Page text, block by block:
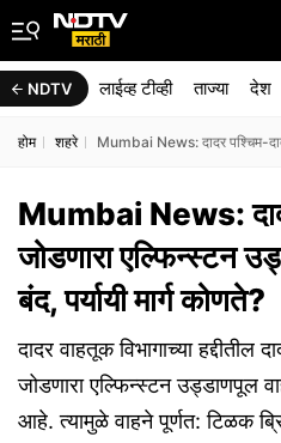
NDTV लाईव्ह टीव्ही ताज्या देश
होम शहरे Mumbai News: दादर पश्चिम-
Mumbai News:
जोडणारा एल्फिन्स्टन
बंद, पर्यायी मार्ग कोणते?
दादर वाहतूक विभागाच्या हद्दीतील
जोडणारा एल्फिन्स्टन उड्डाणपूल
आहे. त्यामुळे वाहने पूर्णत: टिळक